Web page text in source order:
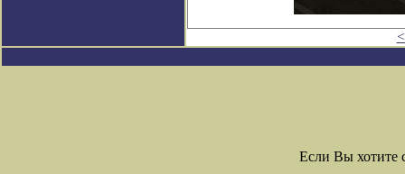
Если Вы хотите